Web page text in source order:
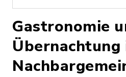
Gastronomie
Übernachtung